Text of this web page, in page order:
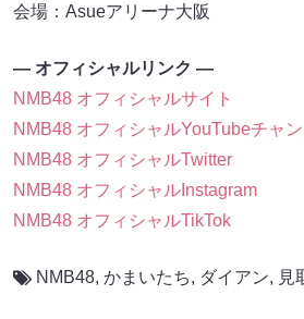
会場：Asueアリーナ大阪
― オフィシャルリンク ―
NMB48 オフィシャルサイト
NMB48 オフィシャルYouTubeチャ
NMB48 オフィシャルTwitter
NMB48 オフィシャルInstagram
NMB48 オフィシャルTikTok
NMB48, かまいたち, ダイアン, 見